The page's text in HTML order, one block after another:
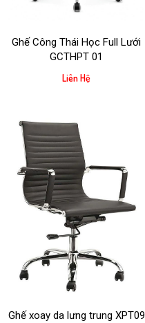
Ghế Công Thái Học Full Lưới
GCTHPT 01
Liên Hệ
Ghế xoay da lưng trung XPT09